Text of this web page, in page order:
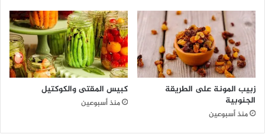
زبيب المونة على الطريقة
الجنوبية
منذ أسبوعين
كبيس المقتى والكوكتيل
منذ أسبوعين